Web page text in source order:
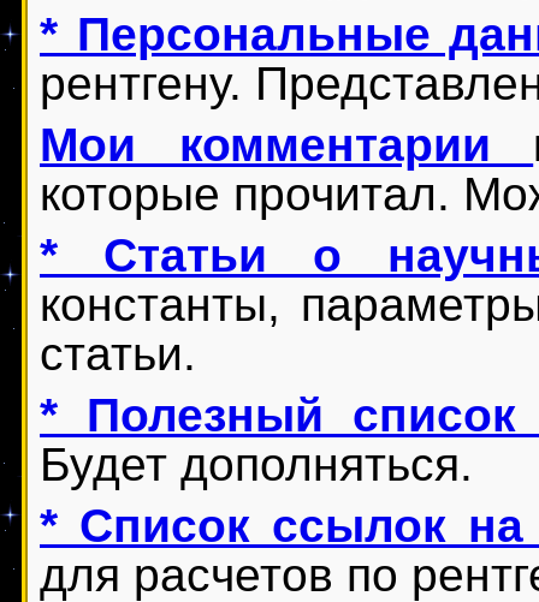
* Персональные
рентгену.
Мои комментарии
которые прочитал.
* Статьи о
константы,
статьи.
* Полезный
Будет дополняться.
* Список ссылок
для расчетов по